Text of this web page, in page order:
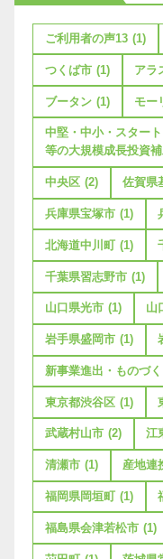
ご利用者の声13 (1)
つくば市 (1) アラ
ブータン (1) モー
中堅・中小・スター
等の大規模成長投資
中央区 (2) 佐賀県
兵庫県宝塚市 (1)
北海道中川町 (1)
千葉県習志野市 (1)
山口県光市 (1) 山
岩手県盛岡市 (1)
新事業進出・ものづ
東京都渋谷区 (1)
武蔵村山市 (2) 江
清瀬市 (1) 産地連
福岡県岡垣町 (1)
福島県会津若松市 (1)